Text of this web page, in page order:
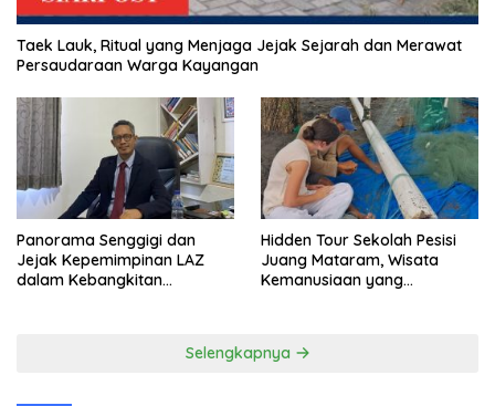
Taek Lauk, Ritual yang Menjaga Jejak Sejarah dan Merawat
Persaudaraan Warga Kayangan
Panorama Senggigi dan
Jejak Kepemimpinan LAZ
dalam Kebangkitan
Hidden Tour Sekolah Pesisi
Juang Mataram, Wisata
Kemanusiaan yang
Selengkapnya